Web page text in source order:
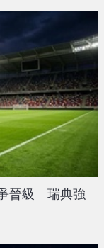
晉級 瑞典強